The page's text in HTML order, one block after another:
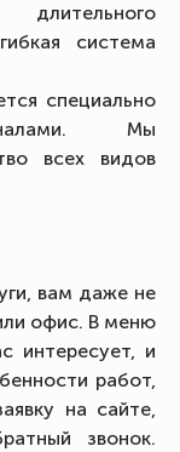
система
специально
Мы
всех видов
вам даже не
офис. В меню
интересует, и
работ,
на сайте,
звонок.